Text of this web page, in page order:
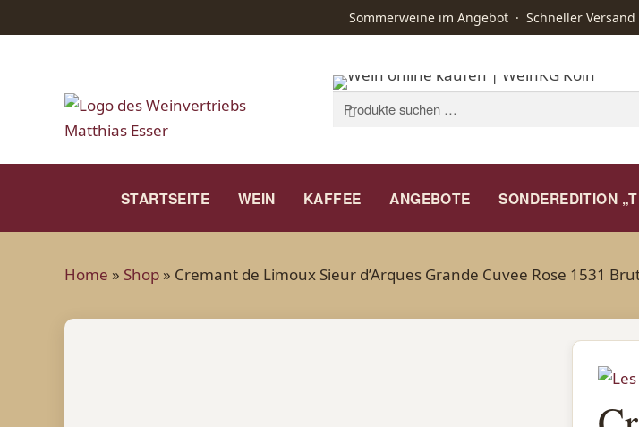
Sommerweine im Angebot · Schneller
Suchen
nach:
Suchen
STARTSEITE WEIN KAFFEE ANGEBOTE SONDEREDITION
STARTSEITE
Home » Shop » Cremant de Limoux Sieur d’Arques Grande Cuvee Rose 1531